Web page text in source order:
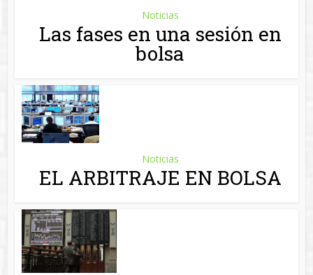
EL ARBITRAJE EN BOLSA
Miramar Capital nos enseña
lo que no hay que hacer el
bolsa
Miramar Capital nos habla
de los mercados emergentes